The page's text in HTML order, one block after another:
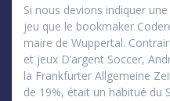
Si nous devions indiquer
jeu que le bookmaker
maire de Wuppertal.
et jeux D’argent Soccer,
la Frankfurter Allgemeine
de 19%, était un habitué du